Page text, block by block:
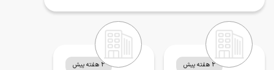
2 هفته پیش 2 هفته پیش